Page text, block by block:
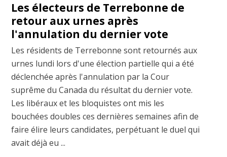
Les électeurs de Terrebonne de
retour aux urnes après
l'annulation du dernier vote
Les résidents de Terrebonne sont retournés aux
urnes lundi lors d'une élection partielle qui a été
déclenchée après l'annulation par la Cour
suprême du Canada du résultat du dernier vote.
Les libéraux et les bloquistes ont mis les
bouchées doubles ces dernières semaines afin de
faire élire leurs candidates, perpétuant le duel qui
avait déjà eu ...